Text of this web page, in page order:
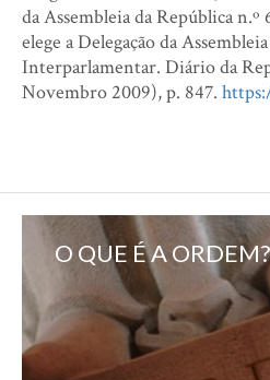
da Assembleia da República
elege a Delegação da
Interparlamentar. Diário da
Novembro 2009), p. 847.
O QUE É A ORDEM?